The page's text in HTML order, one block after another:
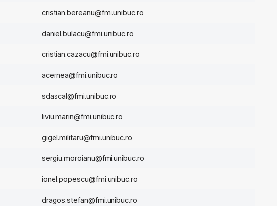
cristian.bereanu@fmi.unibuc.ro
daniel.bulacu@fmi.unibuc.ro
cristian.cazacu@fmi.unibuc.ro
acernea@fmi.unibuc.ro
sdascal@fmi.unibuc.ro
liviu.marin@fmi.unibuc.ro
gigel.militaru@fmi.unibuc.ro
sergiu.moroianu@fmi.unibuc.ro
ionel.popescu@fmi.unibuc.ro
dragos.stefan@fmi.unibuc.ro